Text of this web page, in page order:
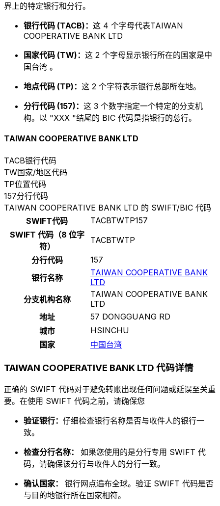
界上的特定银行和分行。
银行代码 (TACB)： 这 4 个字母代表TAIWAN
COOPERATIVE BANK LTD
国家代码 (TW)： 这 2 个字母显示银行所在的国家是中
国台湾 。
地点代码 (TP)： 这 2 个字符表示银行总部所在地。
分行代码 (157)： 这 3 个数字指定一个特定的分支机
构。以 "XXX "结尾的 BIC 代码是指银行的总行。
TAIWAN COOPERATIVE BANK LTD
TACB银行代码
TW国家/地区代码
TP位置代码
157分行代码
TAIWAN COOPERATIVE BANK LTD 的 SWIFT/BIC 代码
SWIFT代码
TACBTWTP157
SWIFT 代码（8 位字
符）
TACBTWTP
分行代码
157
银行名称
TAIWAN COOPERATIVE BANK
LTD
分支机构名称
TAIWAN COOPERATIVE BANK
LTD
地址
57 DONGGUANG RD
城市
HSINCHU
国家
中国台湾
TAIWAN COOPERATIVE BANK LTD 代码详情
正确的 SWIFT 代码对于避免转账出现任何问题或延误至关重
要。在使用 SWIFT 代码之前，请确保您
验证银行： 仔细检查银行名称是否与收件人的银行一
致。
检查分行名称： 如果您使用的是分行专用 SWIFT 代
码，请确保该分行与收件人的分行一致。
确认国家： 银行网点遍布全球。验证 SWIFT 代码是否
与目的地银行所在国家相符。